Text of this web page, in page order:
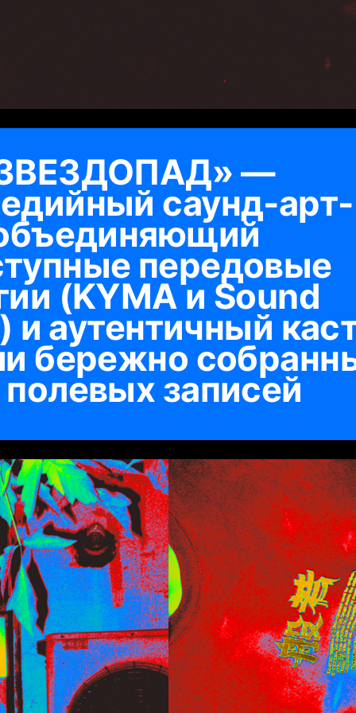
—
саунд-арт-
передовые
(KYMA и Sound
и аутентичный
бережно
записей